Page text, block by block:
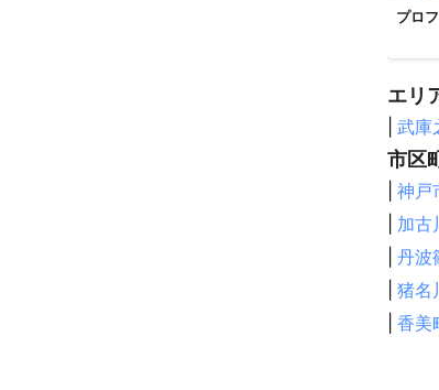
プロ
エリ
武庫
市区
神戸
加古
丹波
猪名
香美